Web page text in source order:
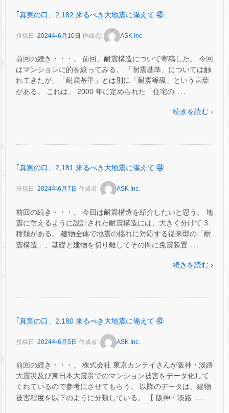
｢真実の口」2,182 来るべき大地震に備えて ㊺
投稿日: 2024年6月10日 作成者: ASK Inc.
前回の続き・・・。 前回、耐震構造について寄稿した。 今回
はマンションに的を絞ってみる。 「耐震基準」については触
れてきたが、「耐震基準」とは別に「耐震等級」という言葉
がある。 これは、 2000 年に定められた「住宅の …
続きを読む ›
｢真実の口」2,181 来るべき大地震に備えて ㊹
投稿日: 2024年6月7日 作成者: ASK Inc.
前回の続き・・・。 今回は耐震構造を紹介したいと思う。 地
震に耐えるように設計された耐震構造には、大きく分けて 3
種類がある。 建物全体で地震の揺れに対応する従来型の「耐
震構造」、基礎と建物を切り離してその間に免震装置 …
続きを読む ›
｢真実の口」2,180 来るべき大地震に備えて ㊸
投稿日: 2024年6月5日 作成者: ASK Inc.
前回の続き・・・。 株式会社 東京カンテイさんが阪神・淡路
大震災及び東日本大震災でのマンション被害をデータ化して
くれているので参考にさせてもらう。 以降のデータは、建物
被害程度を以下のように分類している。 【 阪神・淡路 …